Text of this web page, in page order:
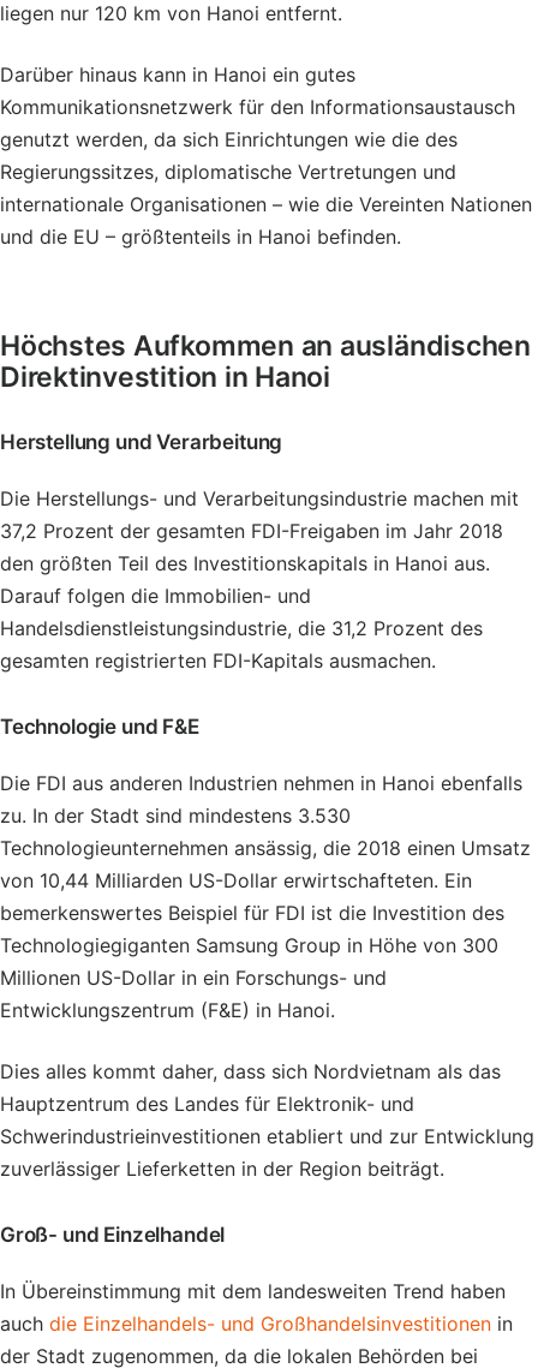
liegen nur 120 km von Hanoi entfernt.
Darüber hinaus kann in Hanoi ein gutes
Kommunikationsnetzwerk für den Informationsaustausch
genutzt werden, da sich Einrichtungen wie die des
Regierungssitzes, diplomatische Vertretungen und
internationale Organisationen – wie die Vereinten Nationen
und die EU – größtenteils in Hanoi befinden.
Höchstes Aufkommen an ausländischen
Direktinvestition in Hanoi
Herstellung und Verarbeitung
Die Herstellungs- und Verarbeitungsindustrie machen mit
37,2 Prozent der gesamten FDI-Freigaben im Jahr 2018
den größten Teil des Investitionskapitals in Hanoi aus.
Darauf folgen die Immobilien- und
Handelsdienstleistungsindustrie, die 31,2 Prozent des
gesamten registrierten FDI-Kapitals ausmachen.
Technologie und F&E
Die FDI aus anderen Industrien nehmen in Hanoi ebenfalls
zu. In der Stadt sind mindestens 3.530
Technologieunternehmen ansässig, die 2018 einen Umsatz
von 10,44 Milliarden US-Dollar erwirtschafteten. Ein
bemerkenswertes Beispiel für FDI ist die Investition des
Technologiegiganten Samsung Group in Höhe von 300
Millionen US-Dollar in ein Forschungs- und
Entwicklungszentrum (F&E) in Hanoi.
Dies alles kommt daher, dass sich Nordvietnam als das
Hauptzentrum des Landes für Elektronik- und
Schwerindustrieinvestitionen etabliert und zur Entwicklung
zuverlässiger Lieferketten in der Region beiträgt.
Groß- und Einzelhandel
In Übereinstimmung mit dem landesweiten Trend haben
auch die Einzelhandels- und Großhandelsinvestitionen in
der Stadt zugenommen, da die lokalen Behörden bei